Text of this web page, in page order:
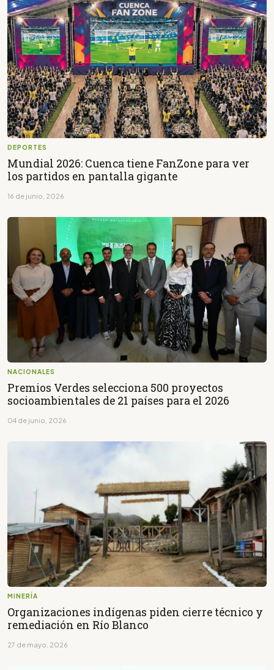
DEPORTES
Mundial 2026: Cuenca tiene FanZone para ver
los partidos en pantalla gigante
16 de junio, 2026
NACIONALES
Premios Verdes selecciona 500 proyectos
socioambientales de 21 países para el 2026
04 de junio, 2026
MINERÍA
Organizaciones indígenas piden cierre técnico y
remediación en Río Blanco
27 de mayo, 2026